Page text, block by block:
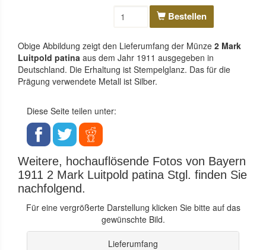
Bestellen
Obige Abbildung zeigt den Lieferumfang der Münze 2 Mark
Luitpold patina aus dem Jahr 1911 ausgegeben in
Deutschland. Die Erhaltung ist Stempelglanz. Das für die
Prägung verwendete Metall ist Silber.
Diese Seite teilen unter:
Weitere, hochauflösende Fotos von Bayern
1911 2 Mark Luitpold patina Stgl. finden Sie
nachfolgend.
Für eine vergrößerte Darstellung klicken Sie bitte auf das
gewünschte Bild.
Lieferumfang